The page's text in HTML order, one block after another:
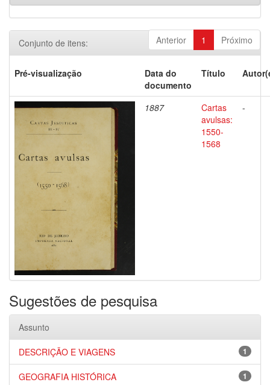
Anterior 1 Próximo
Conjunto de itens:
Pré-visualização
Data do
documento
Título
1887
Cartas
avulsas:
1550-
1568
-
Sugestões de pesquisa
Assunto
1
DESCRIÇÃO E VIAGENS
1
GEOGRAFIA HISTÓRICA